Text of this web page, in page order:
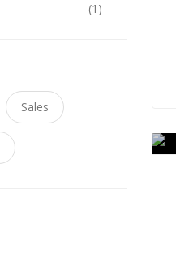
(1)
Sales